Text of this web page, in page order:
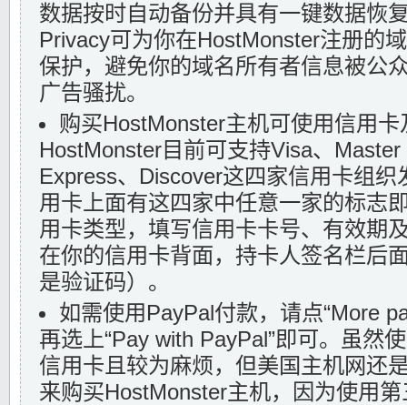
数据按时自动备份并具有一键数据恢
Privacy可为你在HostMonster注册的
保护，避免你的域名所有者信息被公
广告骚扰。
购买HostMonster主机可使用信用
HostMonster目前可支持Visa、
Express、Discover这四家信用卡组
用卡上面有这四家中任意一家的标志
用卡类型，填写信用卡卡号、有效期
在你的信用卡背面，持卡人签名栏后
是验证码）。
如需使用PayPal付款，请点“More
再选上“Pay with PayPal”即可。虽然
信用卡且较为麻烦，但美国主机网还
来购买HostMonster主机，因为使用